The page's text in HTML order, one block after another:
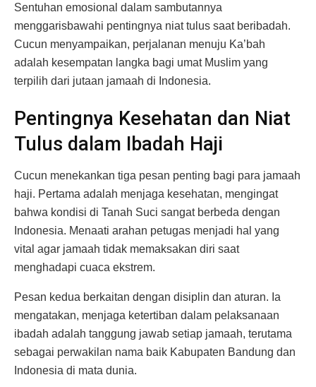
Sentuhan emosional dalam sambutannya
menggarisbawahi pentingnya niat tulus saat beribadah.
Cucun menyampaikan, perjalanan menuju Ka’bah
adalah kesempatan langka bagi umat Muslim yang
terpilih dari jutaan jamaah di Indonesia.
Pentingnya Kesehatan dan Niat
Tulus dalam Ibadah Haji
Cucun menekankan tiga pesan penting bagi para jamaah
haji. Pertama adalah menjaga kesehatan, mengingat
bahwa kondisi di Tanah Suci sangat berbeda dengan
Indonesia. Menaati arahan petugas menjadi hal yang
vital agar jamaah tidak memaksakan diri saat
menghadapi cuaca ekstrem.
Pesan kedua berkaitan dengan disiplin dan aturan. Ia
mengatakan, menjaga ketertiban dalam pelaksanaan
ibadah adalah tanggung jawab setiap jamaah, terutama
sebagai perwakilan nama baik Kabupaten Bandung dan
Indonesia di mata dunia.